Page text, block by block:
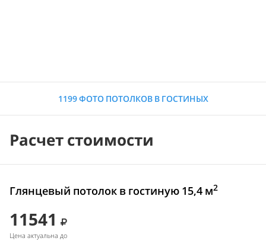
1199 ФОТО ПОТОЛКОВ В ГОСТИНЫХ
Расчет стоимости
Глянцевый потолок в гостиную 15,4 м2
11541
Цена актуальна до